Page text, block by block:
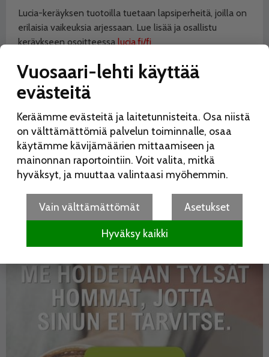
Lucia-keräyksen tuotoilla tuetaan lapsiperheitä, joilla on
erilaisia vaikeuksia arjessaan. Lue lisää ja osallistu
keräykseen osoitteessalucia.fi/fi
Lucia kruunataan Helsingin tuomiokirkossa keskiviikkona
13.12. kello 17 ja sen jälkeen Lucia-kulkue lähtee
kiertämään keskustaan kello 18. YLE Fem televisioi
Lue lisää aiheesta:
HYVÄNTEKEVÄISYYS
Jaa:
Vuosaari-lehti käyttää
evästeitä
Keräämme evästeitä ja laitetunnisteita. Osa niistä
on välttämättömiä palvelun toiminnalle, osaa
käytämme kävijämäärien mittaamiseen ja
mainonnan raportointiin. Voit valita, mitkä
hyväksyt, ja muuttaa valintaasi myöhemmin.
Vain välttämättömät Asetukset
Hyväksy kaikki